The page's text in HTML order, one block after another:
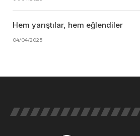
Hem yarıştılar, hem eğlendiler
04/04/2025